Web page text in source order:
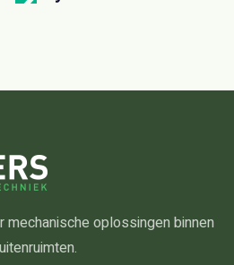
mechanische oplossingen binnen